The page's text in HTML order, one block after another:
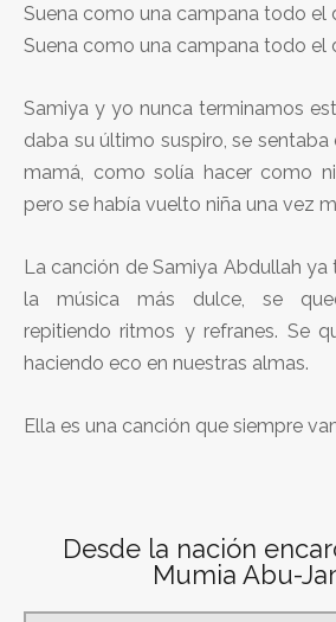
Suena como una campana todo el
Suena como una campana todo el
Samiya y yo nunca terminamos
daba su último suspiro, se sentaba
mamá, como solía hacer como
pero se había vuelto niña una vez
La canción de Samiya Abdullah
la música más dulce, se
repitiendo ritmos y refranes. Se
haciendo eco en nuestras almas.
Ella es una canción que siempre
Desde la nación
Mumia Abu-